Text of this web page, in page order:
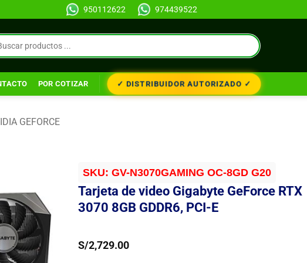
950112622 974439522
POR COTIZAR ✓ DISTRIBUIDOR AUTORIZADO ✓
GEFORCE
SKU: GV-N3070GAMING OC-8GD G20
Tarjeta de video Gigabyte GeForce RTX
3070 8GB GDDR6, PCI-E
S/2,729.00